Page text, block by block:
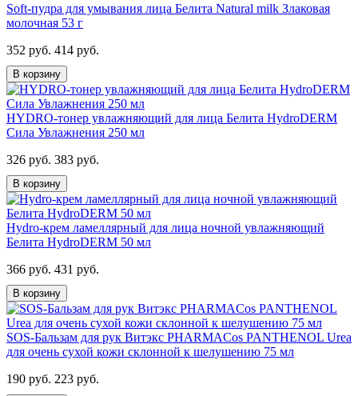
Soft-пудра для умывания лица Белита Natural milk Злаковая
молочная 53 г
352 руб. 414 руб.
В корзину
HYDRO-тонер увлажняющий для лица Белита HydroDERM
Сила Увлажнения 250 мл
326 руб. 383 руб.
В корзину
Hydro-крем ламеллярный для лица ночной увлажняющий
Белита HydroDERM 50 мл
366 руб. 431 руб.
В корзину
SOS-Бальзам для рук Витэкс PHARMACos PANTHENOL Urea
для очень сухой кожи склонной к шелушению 75 мл
190 руб. 223 руб.